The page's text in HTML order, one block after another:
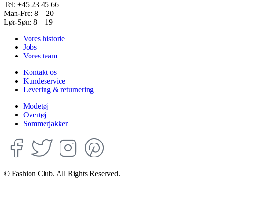
Tel: +45 23 45 66
Man-Fre: 8 – 20
Lør-Søn: 8 – 19
Vores historie
Jobs
Vores team
Kontakt os
Kundeservice
Levering & returnering
Modetøj
Overtøj
Sommerjakker
© Fashion Club. All Rights Reserved.